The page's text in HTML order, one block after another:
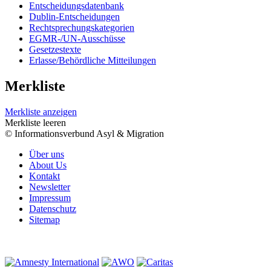
Entscheidungsdatenbank
Dublin-Entscheidungen
Rechtsprechungskategorien
EGMR-/UN-Ausschüsse
Gesetzestexte
Erlasse/Behördliche Mitteilungen
Merkliste
Merkliste anzeigen
Merkliste leeren
© Informationsverbund Asyl & Migration
Über uns
About Us
Kontakt
Newsletter
Impressum
Datenschutz
Sitemap